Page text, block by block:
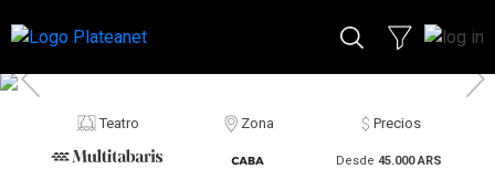
Teatro Zona Precios
Desde 45.000 ARS